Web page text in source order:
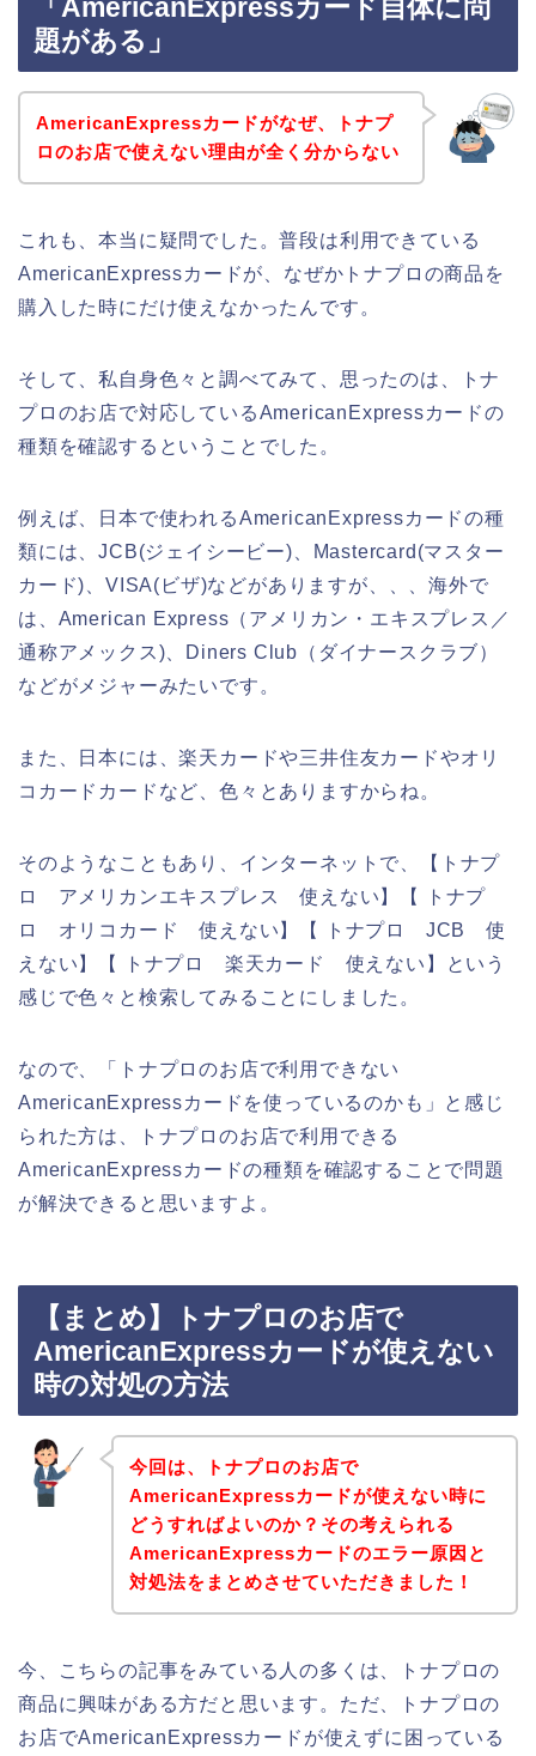
「AmericanExpressカード自体に問
題がある」
AmericanExpressカードがなぜ、トナプ
ロのお店で使えない理由が全く分からない
これも、本当に疑問でした。普段は利用できている
AmericanExpressカードが、なぜかトナプロの商品を
購入した時にだけ使えなかったんです。
そして、私自身色々と調べてみて、思ったのは、トナ
プロのお店で対応しているAmericanExpressカードの
種類を確認するということでした。
例えば、日本で使われるAmericanExpressカードの種
類には、JCB(ジェイシービー)、Mastercard(マスター
カード)、VISA(ビザ)などがありますが、、、海外で
は、American Express（アメリカン・エキスプレス／
通称アメックス)、Diners Club（ダイナースクラブ）
などがメジャーみたいです。
また、日本には、楽天カードや三井住友カードやオリ
コカードカードなど、色々とありますからね。
そのようなこともあり、インターネットで、【トナプ
ロ アメリカンエキスプレス 使えない】【 トナプ
ロ オリコカード 使えない】【 トナプロ JCB 使
えない】【 トナプロ 楽天カード 使えない】という
感じで色々と検索してみることにしました。
なので、「トナプロのお店で利用できない
AmericanExpressカードを使っているのかも」と感じ
られた方は、トナプロのお店で利用できる
AmericanExpressカードの種類を確認することで問題
が解決できると思いますよ。
【まとめ】トナプロのお店で
AmericanExpressカードが使えない
時の対処の方法
今回は、トナプロのお店で
AmericanExpressカードが使えない時に
どうすればよいのか？その考えられる
AmericanExpressカードのエラー原因と
対処法をまとめさせていただきました！
今、こちらの記事をみている人の多くは、トナプロの
商品に興味がある方だと思います。ただ、トナプロの
お店でAmericanExpressカードが使えずに困っている